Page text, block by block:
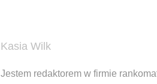
Kasia Wilk
Jestem redaktorem w firmie